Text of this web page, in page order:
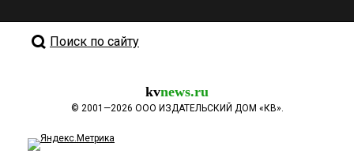
Поиск по сайту
kvnews.ru
© 2001—2026 ООО ИЗДАТЕЛЬСКИЙ ДОМ «КВ».